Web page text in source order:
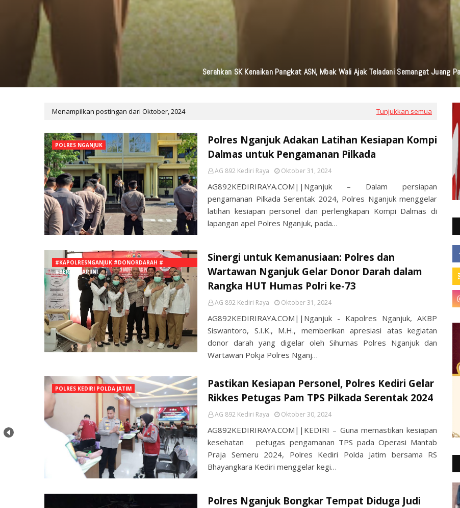
KAI Daop 7 Madiun Kembali Salurkan Bantuan TJSL Senilai Ratusan Juta Untuk Infrastruktur, Pendidikan,
Menampilkan postingan dari Oktober, 2024 Tunjukkan semua
POLRES NGANJUK
Polres Nganjuk Adakan Latihan Kesiapan Kompi
Dalmas untuk Pengamanan Pilkada
AG 892 Kediri Raya Oktober 31, 2024
AG892KEDIRIRAYA.COM||Nganjuk – Dalam persiapan
pengamanan Pilkada Serentak 2024, Polres Nganjuk menggelar
latihan kesiapan personel dan perlengkapan Kompi Dalmas di
lapangan apel Polres Nganjuk, pada…
#KAPOLRESNGANJUK #DONORDARAH #
#BERITAHARIINI
Sinergi untuk Kemanusiaan: Polres dan
Wartawan Nganjuk Gelar Donor Darah dalam
Rangka HUT Humas Polri ke-73
AG 892 Kediri Raya Oktober 31, 2024
AG892KEDIRIRAYA.COM||Nganjuk - Kapolres Nganjuk, AKBP
Siswantoro, S.I.K., M.H., memberikan apresiasi atas kegiatan
donor darah yang digelar oleh Sihumas Polres Nganjuk dan
Wartawan Pokja Polres Nganj…
POLRES KEDIRI POLDA JATIM
Pastikan Kesiapan Personel, Polres Kediri Gelar
Rikkes Petugas Pam TPS Pilkada Serentak 2024
AG 892 Kediri Raya Oktober 30, 2024
AG892KEDIRIRAYA.COM||KEDIRI – Guna memastikan kesiapan
kesehatan petugas pengamanan TPS pada Operasi Mantab
Praja Semeru 2024, Polres Kediri Polda Jatim bersama RS
Bhayangkara Kediri menggelar kegi…
Polres Nganjuk Bongkar Tempat Diduga Judi